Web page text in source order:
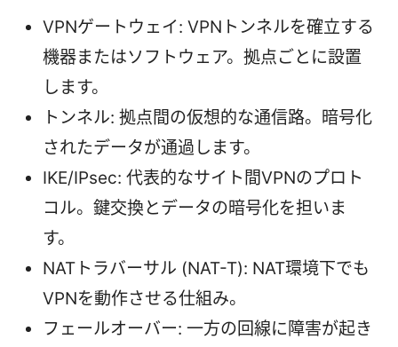
VPNゲートウェイ: VPNトンネルを確立する
機器またはソフトウェア。拠点ごとに設置
します。
トンネル: 拠点間の仮想的な通信路。暗号化
されたデータが通過します。
IKE/IPsec: 代表的なサイト間VPNのプロト
コル。鍵交換とデータの暗号化を担いま
す。
NATトラバーサル (NAT-T): NAT環境下でも
VPNを動作させる仕組み。
フェールオーバー: 一方の回線に障害が起き